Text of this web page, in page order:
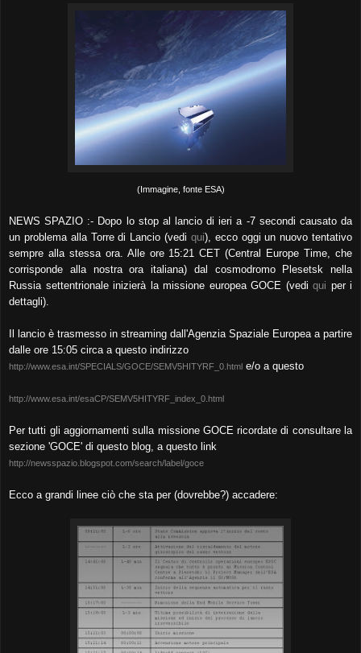
(Immagine, fonte ESA)
NEWS SPAZIO :- Dopo lo stop al lancio di ieri a -7 secondi causato da
un problema alla Torre di Lancio (vedi qui), ecco oggi un nuovo tentativo
sempre alla stessa ora. Alle ore 15:21 CET (Central Europe Time, che
corrisponde alla nostra ora italiana) dal cosmodromo Plesetsk nella
Russia settentrionale inizierà la missione europea GOCE (vedi qui per i
dettagli).
Il lancio è trasmesso in streaming dall'Agenzia Spaziale Europea a partire
dalle ore 15:05 circa a questo indirizzo
http://www.esa.int/SPECIALS/GOCE/SEMV5HITYRF_0.html e/o a questo
http://www.esa.int/esaCP/SEMV5HITYRF_index_0.html
Per tutti gli aggiornamenti sulla missione GOCE ricordate di consultare la
sezione 'GOCE' di questo blog, a questo link
http://newsspazio.blogspot.com/search/label/goce
Ecco a grandi linee ciò che sta per (dovrebbe?) accadere: